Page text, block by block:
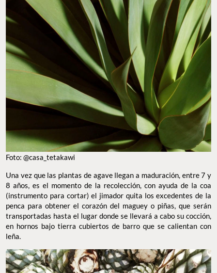
Foto: @casa_tetakawi
Una vez que las plantas de agave llegan a maduración, entre 7 y
8 años, es el momento de la recolección, con ayuda de la coa
(instrumento para cortar) el jimador quita los excedentes de la
penca para obtener el corazón del maguey o piñas, que serán
transportadas hasta el lugar donde se llevará a cabo su cocción,
en hornos bajo tierra cubiertos de barro que se calientan con
leña.